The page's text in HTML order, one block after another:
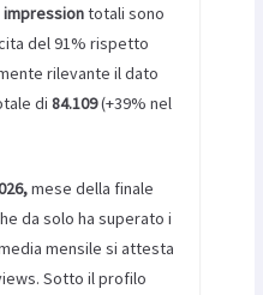
impressiontotali sono
del 91% rispetto
rilevante il dato
di 84.109(+39% nel
mese della finale
da solo ha superato i
mensile si attesta
Sotto il profilo